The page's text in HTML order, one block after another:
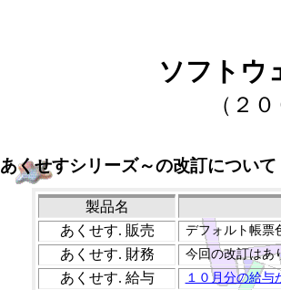
ソフトウ
（２
あくせすシリーズ～の改訂について
製品名
あくせす. 販売 デフォルト帳票
あくせす. 財務 今回の改訂はあ
あくせす. 給与 １０月分の給与